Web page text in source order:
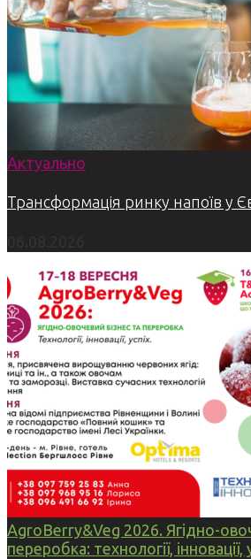
Актуально
Трансформація ринку напоїв у
AgroBerry&Veg 2026. Ягідно-
переробка: технології, інновації,